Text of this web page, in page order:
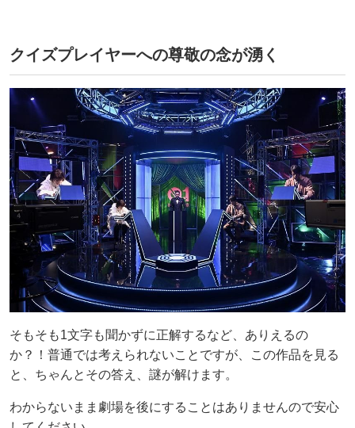
クイズプレイヤーへの尊敬の念が湧く
そもそも1文字も聞かずに正解するなど、ありえるの
か？！普通では考えられないことですが、この作品を見る
と、ちゃんとその答え、謎が解けます。
わからないまま劇場を後にすることはありませんので安心